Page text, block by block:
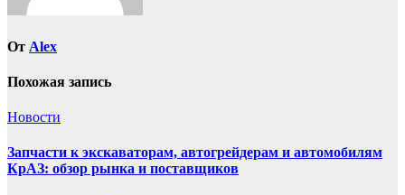
От Alex
Похожая запись
Новости
Запчасти к экскаваторам, автогрейдерам и автомобилям
КрАЗ: обзор рынка и поставщиков